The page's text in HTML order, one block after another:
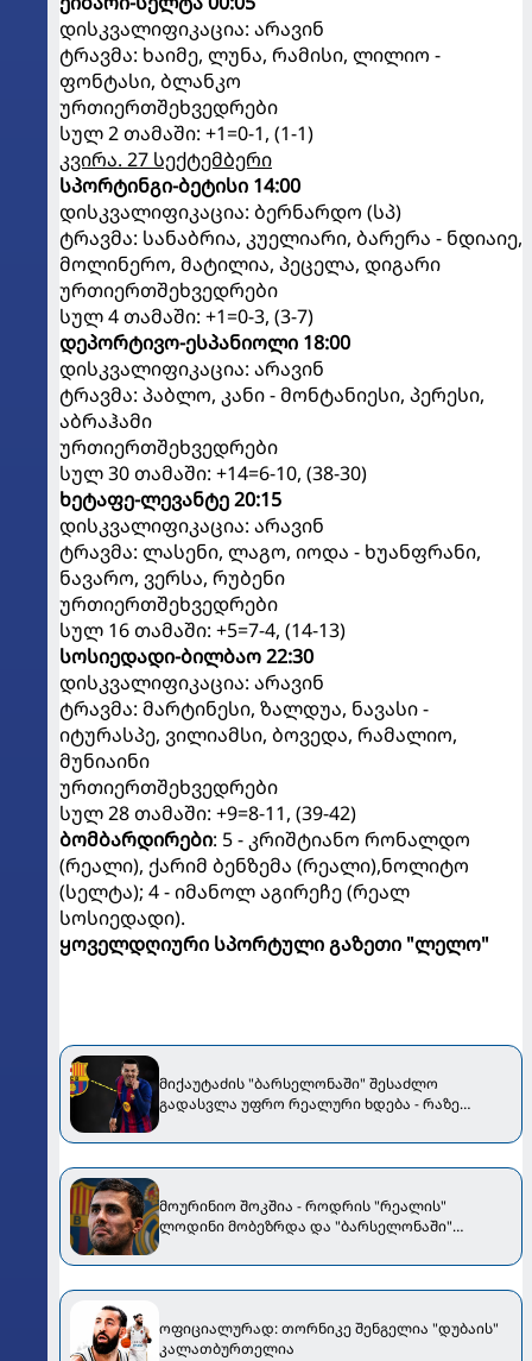
დისკვალიფიკაცია: არავინ
ტრავმა: ხაიმე, ლუნა, რამისი, ლილიო -
ფონტასი, ბლანკო
ურთიერთშეხვედრები
სულ 2 თამაში: +1=0-1, (1-1)
კვირა. 27 სექტემბერი
სპორტინგი-ბეტისი 14:00
დისკვალიფიკაცია: ბერნარდო (სპ)
ტრავმა: სანაბრია, კუელიარი, ბარერა - ნდიაიე,
მოლინერო, მატილია, პეცელა, დიგარი
ურთიერთშეხვედრები
სულ 4 თამაში: +1=0-3, (3-7)
დეპორტივო-ესპანიოლი 18:00
დისკვალიფიკაცია: არავინ
ტრავმა: პაბლო, კანი - მონტანიესი, პერესი,
აბრაჰამი
ურთიერთშეხვედრები
სულ 30 თამაში: +14=6-10, (38-30)
ხეტაფე-ლევანტე 20:15
დისკვალიფიკაცია: არავინ
ტრავმა: ლასენი, ლაგო, იოდა - ხუანფრანი,
ნავარო, ვერსა, რუბენი
ურთიერთშეხვედრები
სულ 16 თამაში: +5=7-4, (14-13)
სოსიედადი-ბილბაო 22:30
დისკვალიფიკაცია: არავინ
ტრავმა: მარტინესი, ზალდუა, ნავასი -
იტურასპე, ვილიამსი, ბოვედა, რამალიო,
მუნიაინი
ურთიერთშეხვედრები
სულ 28 თამაში: +9=8-11, (39-42)
ბომბარდირები: 5 - კრიშტიანო რონალდო
(რეალი), ქარიმ ბენზემა (რეალი),ნოლიტო
(სელტა); 4 - იმანოლ აგირეჩე (რეალ
სოსიედადი).
ყოველდღიური სპორტული გაზეთი "ლელო"
მიქაუტაძის "ბარსელონაში" შესაძლო
გადასვლა უფრო რეალური ხდება - რაზე
მწვრთნელს
მოურინიო შოკშია - როდრის "რეალის"
ლოდინი მობეზრდა და "ბარსელონაში"
ოფიციალურად: თორნიკე შენგელია "დუბაის"
კალათბურთელია